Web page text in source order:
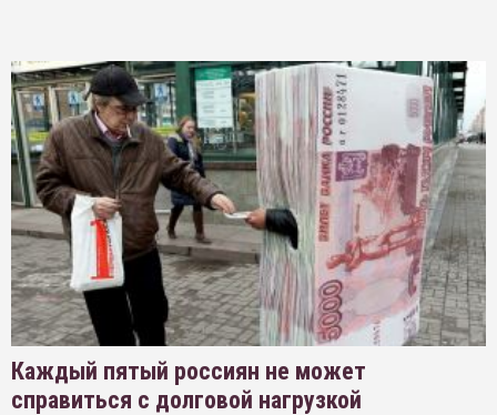
Каждый пятый россиян не может
справиться с долговой нагрузкой